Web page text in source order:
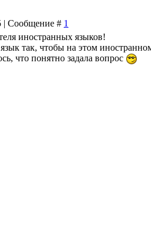
| Сообщение # 1
иностранных языков!
так, чтобы на этом
что понятно задала вопрос